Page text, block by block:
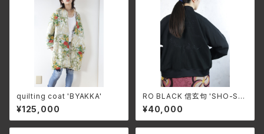
quilting coat 'BYAKKA'
¥125,000
RO BLACK 信玄句 'SHO-SHI
NGEN' single short blouso
n(ragran sleeve)
¥40,000